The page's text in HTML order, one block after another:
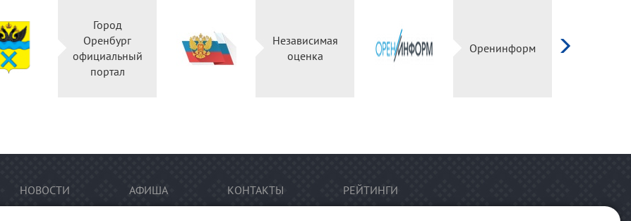
Город
Оренбург
официальный
портал
Независимая
оценка
Оренинформ
НОВОСТИ АФИША КОНТАКТЫ РЕЙТИНГИ